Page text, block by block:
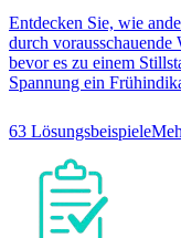
Entdecken Sie, wie
durch
bevor es zu einem
Spannung ein
63 Lösungsbeispiele